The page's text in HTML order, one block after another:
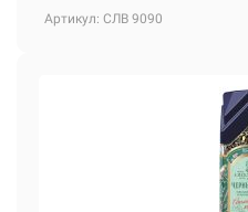
Артикул: СЛВ 9090